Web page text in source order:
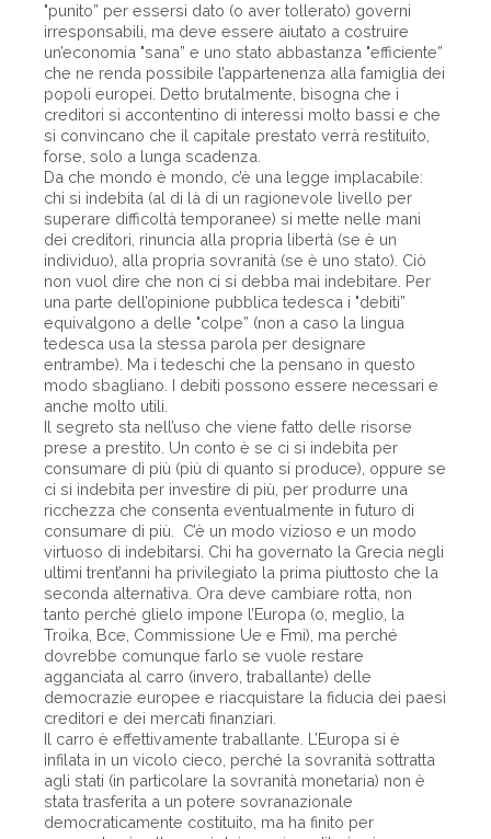
"punito” per essersi dato (o aver tollerato) governi
irresponsabili, ma deve essere aiutato a costruire
un’economia "sana” e uno stato abbastanza "efficiente”
che ne renda possibile l’appartenenza alla famiglia dei
popoli europei. Detto brutalmente, bisogna che i
creditori si accontentino di interessi molto bassi e che
si convincano che il capitale prestato verrà restituito,
forse, solo a lunga scadenza.
Da che mondo è mondo, c’è una legge implacabile:
chi si indebita (al di là di un ragionevole livello per
superare difficoltà temporanee) si mette nelle mani
dei creditori, rinuncia alla propria libertà (se è un
individuo), alla propria sovranità (se è uno stato). Ciò
non vuol dire che non ci si debba mai indebitare. Per
una parte dell’opinione pubblica tedesca i "debiti”
equivalgono a delle "colpe” (non a caso la lingua
tedesca usa la stessa parola per designare
entrambe). Ma i tedeschi che la pensano in questo
modo sbagliano. I debiti possono essere necessari e
anche molto utili.
Il segreto sta nell’uso che viene fatto delle risorse
prese a prestito. Un conto è se ci si indebita per
consumare di più (più di quanto si produce), oppure se
ci si indebita per investire di più, per produrre una
ricchezza che consenta eventualmente in futuro di
consumare di più. C’è un modo vizioso e un modo
virtuoso di indebitarsi. Chi ha governato la Grecia negli
ultimi trent’anni ha privilegiato la prima piuttosto che la
seconda alternativa. Ora deve cambiare rotta, non
tanto perché glielo impone l’Europa (o, meglio, la
Troika, Bce, Commissione Ue e Fmi), ma perché
dovrebbe comunque farlo se vuole restare
agganciata al carro (invero, traballante) delle
democrazie europee e riacquistare la fiducia dei paesi
creditori e dei mercati finanziari.
Il carro è effettivamente traballante. L’Europa si è
infilata in un vicolo cieco, perché la sovranità sottratta
agli stati (in particolare la sovranità monetaria) non è
stata trasferita a un potere sovranazionale
democraticamente costituito, ma ha finito per